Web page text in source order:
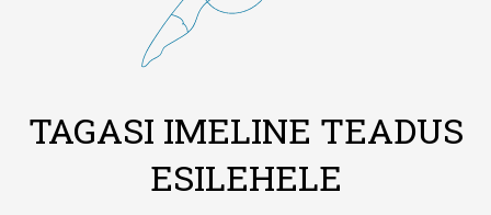
TAGASI IMELINE TEADUS
ESILEHELE